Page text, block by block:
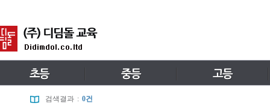
검색결과 : 0건